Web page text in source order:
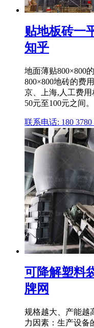
贴地板砖一
知乎
地面薄贴800×800
800×800地砖的费
京、上海,人工费
50元至100元之间。
联系电话: 180 3780
可降解塑料
牌网
规格越大、产能越
力因素：生产设备